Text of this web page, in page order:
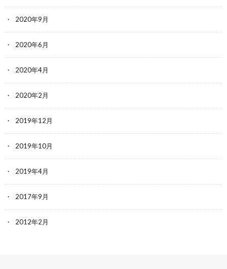
2020年9月
2020年6月
2020年4月
2020年2月
2019年12月
2019年10月
2019年4月
2017年9月
2012年2月